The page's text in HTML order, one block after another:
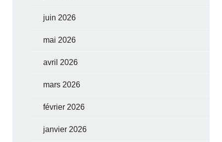
juin 2026
mai 2026
avril 2026
mars 2026
février 2026
janvier 2026